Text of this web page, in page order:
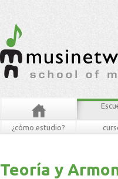
¿cómo estudio?
Teoría y